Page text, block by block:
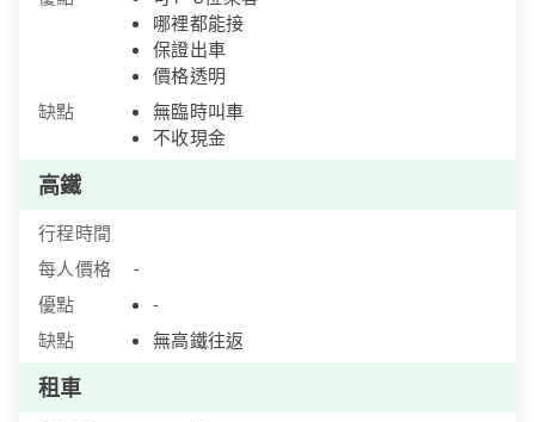
哪裡都能接
保證出車
價格透明
缺點
無臨時叫車
不收現金
高鐵
行程時間
每人價格
-
優點
-
缺點
無高鐵往返
租車